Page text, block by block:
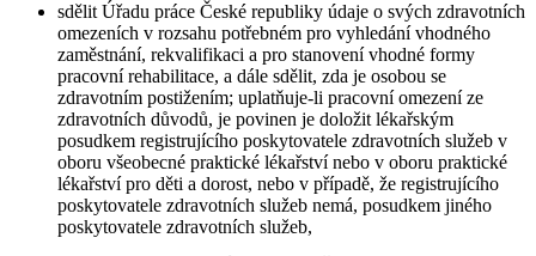
sdělit Úřadu práce České republiky údaje o svých zdravotních
omezeních v rozsahu potřebném pro vyhledání vhodného
zaměstnání, rekvalifikaci a pro stanovení vhodné formy
pracovní rehabilitace, a dále sdělit, zda je osobou se
zdravotním postižením; uplatňuje-li pracovní omezení ze
zdravotních důvodů, je povinen je doložit lékařským
posudkem registrujícího poskytovatele zdravotních služeb v
oboru všeobecné praktické lékařství nebo v oboru praktické
lékařství pro děti a dorost, nebo v případě, že registrujícího
poskytovatele zdravotních služeb nemá, posudkem jiného
poskytovatele zdravotních služeb,